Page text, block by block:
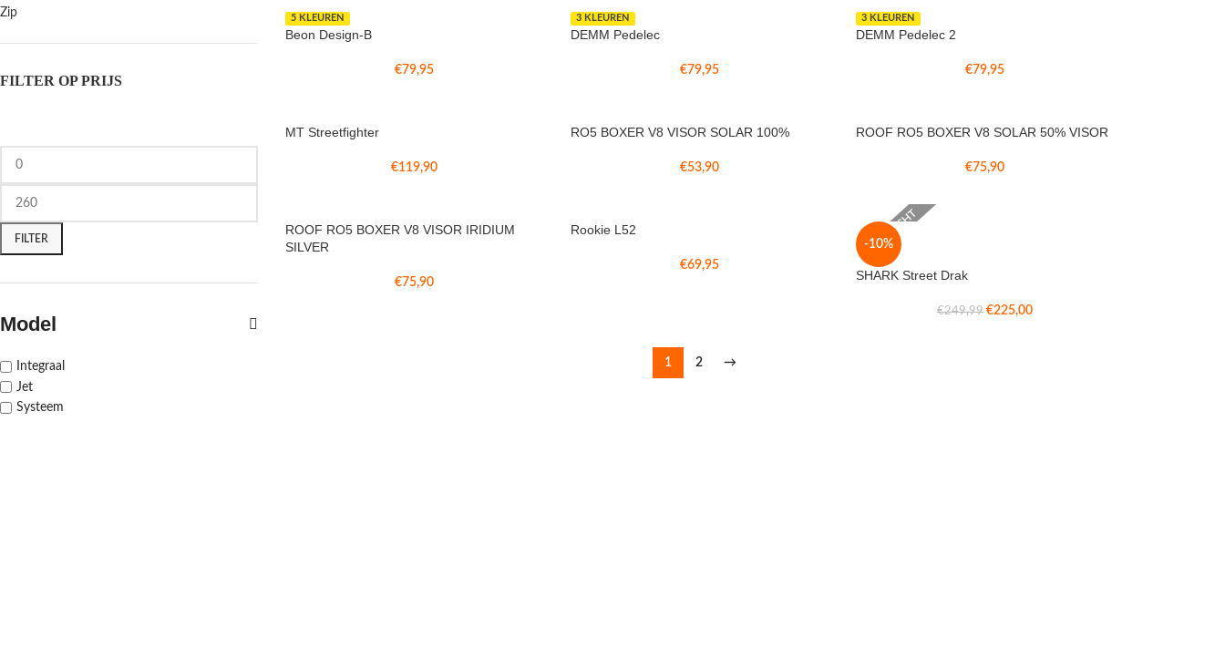
Zip
FILTER OP PRIJS
FILTER
Model
Integraal
Jet
Systeem
5 KLEUREN
Beon Design-B
€79,95
3 KLEUREN
DEMM Pedelec
€79,95
3 KLEUREN
DEMM Pedelec 2
€79,95
MT Streetfighter
€119,90
RO5 BOXER V8 VISOR SOLAR 100%
€53,90
ROOF RO5 BOXER V8 SOLAR 50% VISOR
€75,90
ROOF RO5 BOXER V8 VISOR IRIDIUM
SILVER
€75,90
Rookie L52
€69,95
VERKOCHT
-10%
SHARK Street Drak
€249,99 €225,00
1 2 →